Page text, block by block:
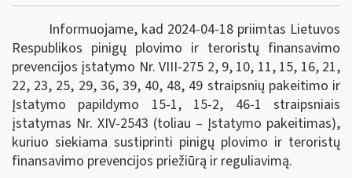
Informuojame, kad 2024-04-18 priimtas Lietuvos
Respublikos pinigų plovimo ir teroristų finansavimo
prevencijos įstatymo Nr. VIII-275 2, 9, 10, 11, 15, 16, 21,
22, 23, 25, 29, 36, 39, 40, 48, 49 straipsnių pakeitimo ir
Įstatymo papildymo 15-1, 15-2, 46-1 straipsniais
įstatymas Nr. XIV-2543 (toliau – Įstatymo pakeitimas),
kuriuo siekiama sustiprinti pinigų plovimo ir teroristų
finansavimo prevencijos priežiūrą ir reguliavimą.